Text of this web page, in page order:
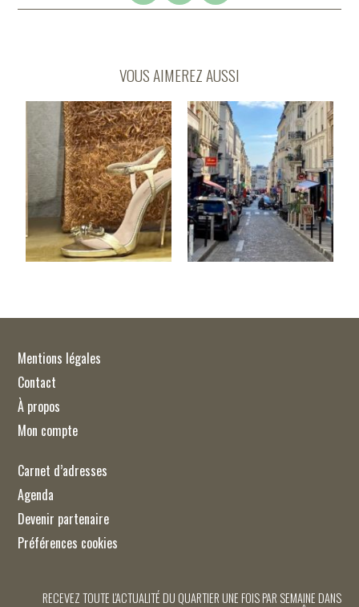
VOUS AIMEREZ AUSSI
Mentions légales
Contact
À propos
Mon compte
Carnet d’adresses
Agenda
Devenir partenaire
Préférences cookies
RECEVEZ TOUTE L'ACTUALITÉ DU QUARTIER UNE FOIS PAR SEMAINE DANS